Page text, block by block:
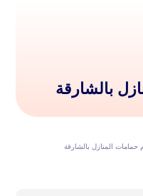
بالشارقة
حمامات المنازل بالشارقة